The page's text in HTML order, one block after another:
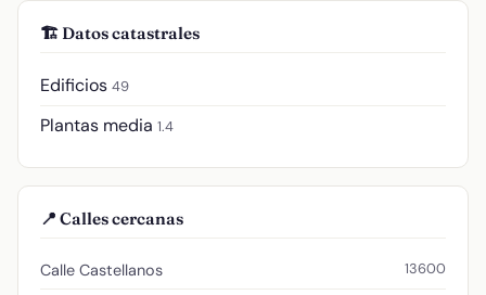
🏗️ Datos catastrales
Edificios 49
Plantas media 1.4
📍 Calles cercanas
Calle Castellanos 13600